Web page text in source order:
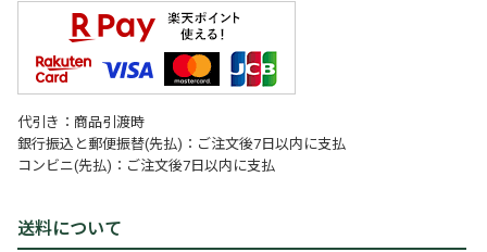
代引き：商品引渡時
銀行振込と郵便振替(先払)：ご注文後7日以内に支払
コンビニ(先払)：ご注文後7日以内に支払
送料について